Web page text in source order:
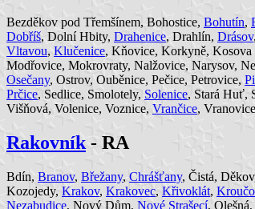
Bezděkov pod Třemšínem, Bohostice, Bohutín,
Dobříš, Dolní Hbity, Drahenice, Drahlín, Drásov,
Vltavou, Klučenice, Kňovice, Korkyně,
Modřovice, Mokrovraty, Nalžovice, Narysov,
Osečany, Ostrov, Ouběnice, Pečice, Petrovice,
Prčice, Sedlice, Smolotely, Solenice, Stará Huť,
Višňová, Volenice, Voznice, Vrančice,
Rakovník- RA
Bdín, Branov, Břežany, Chrášťany, Čistá,
Kozojedy, Krakov, Krakovec, Křivoklát,
Nezabudice, Nový Dům, Nové Strašecí,